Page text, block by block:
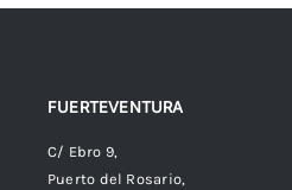
FUERTEVENTURA
C/ Ebro 9,
Puerto del Rosario,